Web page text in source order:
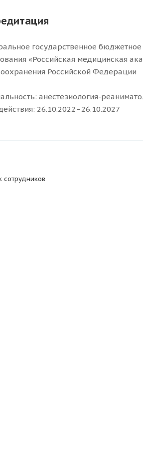
государственное
«Российская медицинская
Российской Федерации
анестезиология-
26.10.2022–26.10.2027
сотрудников